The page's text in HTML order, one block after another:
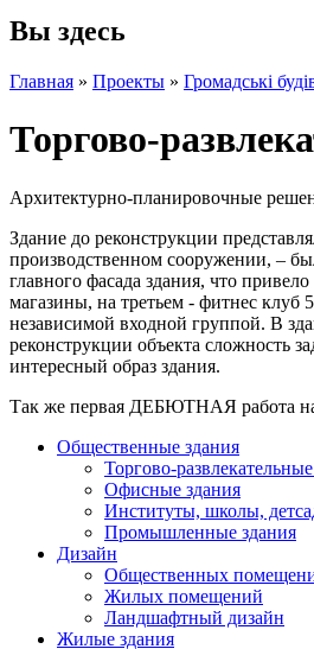
Вы здесь
Главная » Проекты » Громадські
Торгово-
Архитектурно-планировочные
Здание до реконструкции
производственном сооружении, –
главного фасада здания, что
магазины, на третьем - фитнес
независимой входной группой. В
реконструкции объекта сложность
интересный образ здания.
Так же первая ДЕБЮТНАЯ работа
Общественные здания
Торгово-
Офисные здания
Институты, школы,
Промышленные здания
Дизайн
Общественных
Жилых помещений
Ландшафтный дизайн
Жилые здания